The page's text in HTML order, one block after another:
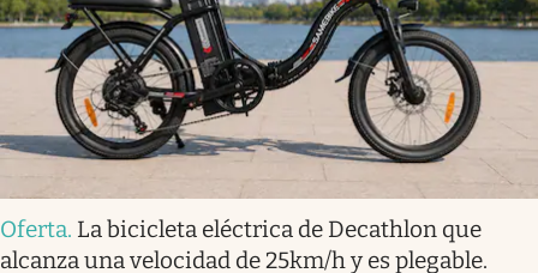
Oferta. La bicicleta eléctrica de Decathlon que
alcanza una velocidad de 25km/h y es plegable.